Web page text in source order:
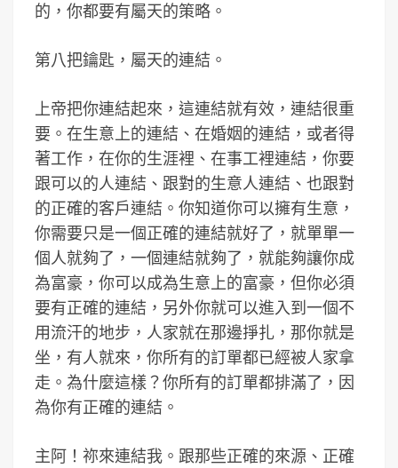
的，你都要有屬天的策略。
第八把鑰匙，屬天的連結。
上帝把你連結起來，這連結就有效，連結很重
要。在生意上的連結、在婚姻的連結，或者得
著工作，在你的生涯裡、在事工裡連結，你要
跟可以的人連結、跟對的生意人連結、也跟對
的正確的客戶連結。你知道你可以擁有生意，
你需要只是一個正確的連結就好了，就單單一
個人就夠了，一個連結就夠了，就能夠讓你成
為富豪，你可以成為生意上的富豪，但你必須
要有正確的連結，另外你就可以進入到一個不
用流汗的地步，人家就在那邊掙扎，那你就是
坐，有人就來，你所有的訂單都已經被人家拿
走。為什麼這樣？你所有的訂單都排滿了，因
為你有正確的連結。
主阿！祢來連結我。跟那些正確的來源、正確